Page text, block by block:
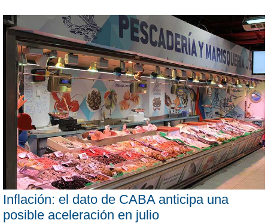
Inflación: el dato de CABA anticipa una
posible aceleración en julio